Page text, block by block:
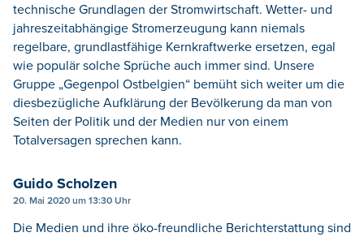
technische Grundlagen der Stromwirtschaft. Wetter- und
jahreszeitabhängige Stromerzeugung kann niemals
regelbare, grundlastfähige Kernkraftwerke ersetzen, egal
wie populär solche Sprüche auch immer sind. Unsere
Gruppe „Gegenpol Ostbelgien“ bemüht sich weiter um die
diesbezügliche Aufklärung der Bevölkerung da man von
Seiten der Politik und der Medien nur von einem
Totalversagen sprechen kann.
Guido Scholzen
20. Mai 2020 um 13:30 Uhr
Die Medien und ihre öko-freundliche Berichterstattung sind